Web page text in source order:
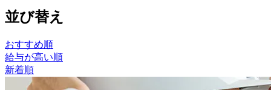
並び替え
おすすめ順
給与が高い順
新着順